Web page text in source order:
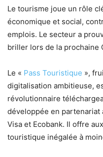
Le tourisme joue un rôle
économique et social,
emplois. Le secteur a
briller lors de la prochaine
Le « Pass Touristique »,
digitalisation ambitieuse,
révolutionnaire
développée en partenariat
Visa et Ecobank. Il offre
touristique inégalée à